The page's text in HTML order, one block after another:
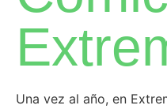
Una vez al año, en